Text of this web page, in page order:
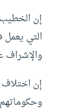
إن
التي يعمل
والإشراف
إن اختلاف